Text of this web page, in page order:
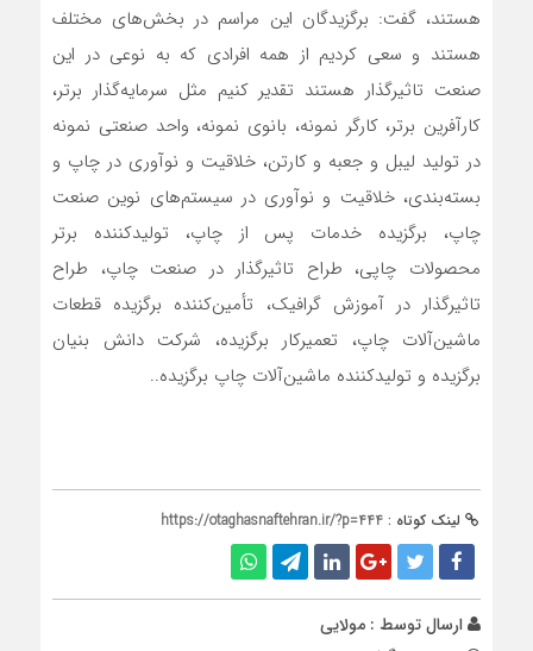
هستند، گفت: برگزیدگان این مراسم در بخش‌های مختلف
هستند و سعی کردیم از همه افرادی که به نوعی در این
صنعت تاثیرگذار هستند تقدیر کنیم مثل سرمایه‌گذار برتر،
کارآفرین برتر، کارگر نمونه، بانوی نمونه، واحد صنعتی نمونه
در تولید لیبل و جعبه و کارتن، خلاقیت و نوآوری در چاپ و
بسته‌بندی، خلاقیت و نوآوری در سیستم‌های نوین صنعت
چاپ، برگزیده خدمات پس از چاپ، تولیدکننده برتر
محصولات چاپی، طراح تاثیرگذار در صنعت چاپ، طراح
تاثیرگذار در آموزش گرافیک، تأمین‌کننده برگزیده قطعات
ماشین‌آلات چاپ، تعمیرکار برگزیده، شرکت دانش بنیان
برگزیده و تولیدکننده ماشین‌آلات چاپ برگزیده..
لینک کوتاه : https://otaghasnaftehran.ir/?p=444
ارسال توسط : مولایی